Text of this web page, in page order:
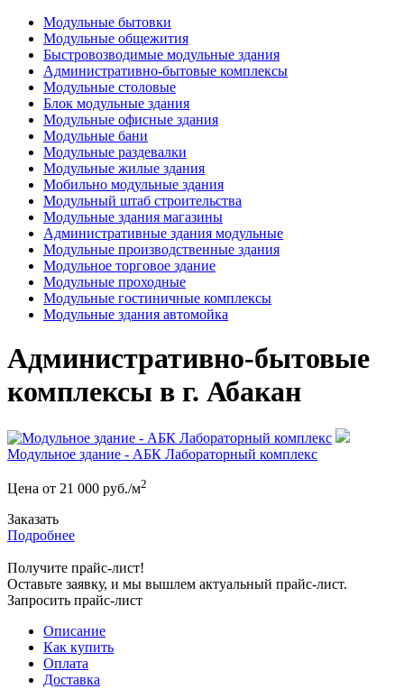
Модульные бытовки
Модульные общежития
Быстровозводимые модульные здания
Административно-бытовые комплексы
Модульные столовые
Блок модульные здания
Модульные офисные здания
Модульные бани
Модульные раздевалки
Модульные жилые здания
Мобильно модульные здания
Модульный штаб строительства
Модульные здания магазины
Административные здания модульные
Модульные производственные здания
Модульное торговое здание
Модульные проходные
Модульные гостиничные комплексы
Модульные здания автомойка
Административно-бытовые
комплексы в г. Абакан
Модульное здание - АБК Лабораторный комплекс
Цена от 21 000 руб./м2
Заказать
Подробнее
Получите прайс-лист!
Оставьте заявку, и мы вышлем актуальный прайс-лист.
Запросить прайс-лист
Описание
Как купить
Оплата
Доставка